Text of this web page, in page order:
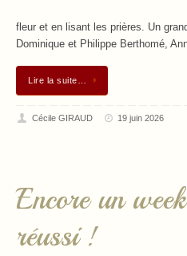
fleur et en lisant les prières. Un
Dominique et Philippe Berthomé,
Lire la suite…
Cécile GIRAUD 19 juin 2026
Encore un
réussi !